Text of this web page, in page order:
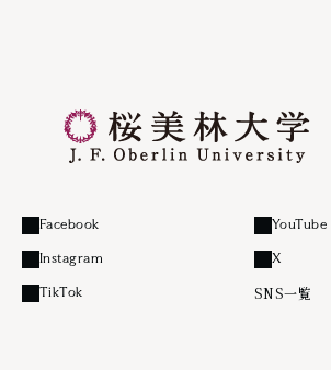
Facebook
外部リンク
YouTube
外部リンク
Instagram
外部リンク
X
外部リンク
TikTok
外部リンク SNS一覧